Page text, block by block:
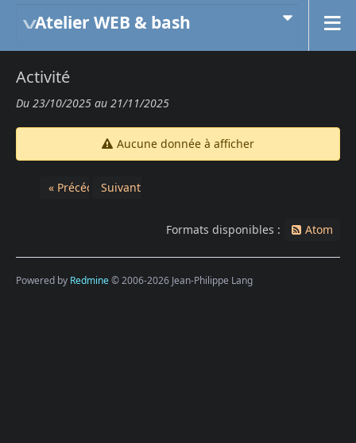
Atelier WEB & bash
Activité
Du 23/10/2025 au 21/11/2025
Aucune donnée à afficher
« PrécédentSuivant »
Formats disponibles : Atom
Powered by Redmine© 2006-2026 Jean-Philippe Lang